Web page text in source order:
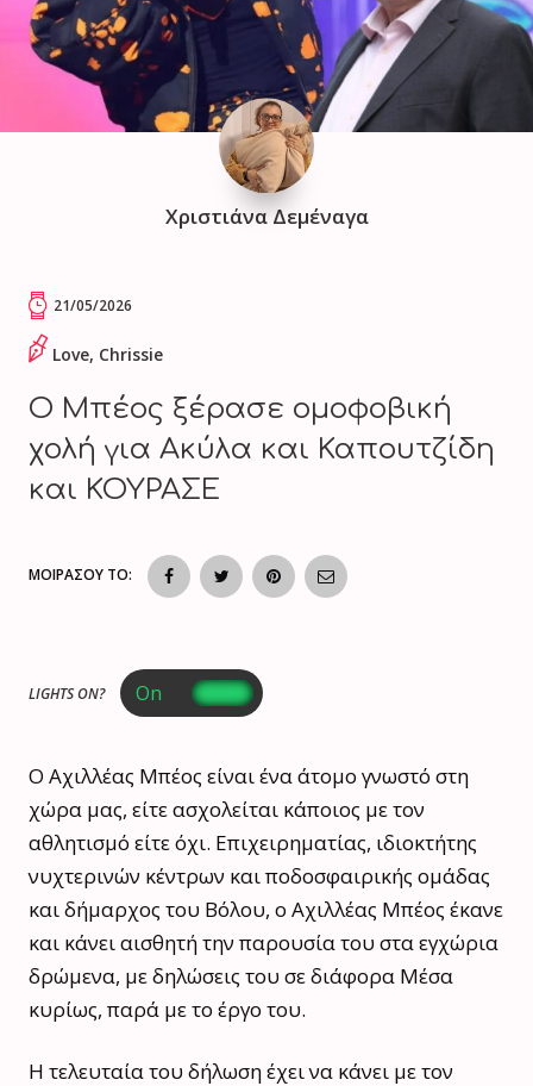
Χριστιάνα Δεμέναγα
21/05/2026
Love, Chrissie
Ο Μπέος ξέρασε ομοφοβική
χολή για Ακύλα και Καπουτζίδη
και ΚΟΥΡΑΣΕ
ΜΟΙΡΑΣΟΥ ΤΟ:
LIGHTS ON?
Ο Αχιλλέας Μπέος είναι ένα άτομο γνωστό στη
χώρα μας, είτε ασχολείται κάποιος με τον
αθλητισμό είτε όχι. Επιχειρηματίας, ιδιοκτήτης
νυχτερινών κέντρων και ποδοσφαιρικής ομάδας
και δήμαρχος του Βόλου, ο Αχιλλέας Μπέος έκανε
και κάνει αισθητή την παρουσία του στα εγχώρια
δρώμενα, με δηλώσεις του σε διάφορα Μέσα
κυρίως, παρά με το έργο του.
Η τελευταία του δήλωση έχει να κάνει με τον